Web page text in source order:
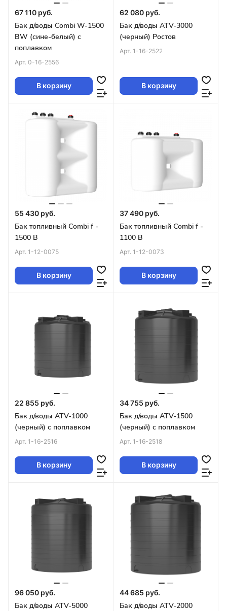
67 110 руб.
Бак д/воды Combi W-1500
BW (сине-белый) с
поплавком
Арт. 0-16-2556
В корзину
62 080 руб.
Бак д/воды ATV-3000
(черный) Ростов
Арт. 1-16-2522
В корзину
55 430 руб.
Бак топливный Combi f -
1500 B
Арт. 1-12-0075
В корзину
37 490 руб.
Бак топливный Combi f -
1100 B
Арт. 1-12-0073
В корзину
22 855 руб.
Бак д/воды ATV-1000
(черный) с поплавком
Арт. 1-16-2516
В корзину
34 755 руб.
Бак д/воды ATV-1500
(черный) с поплавком
Арт. 1-16-2518
В корзину
96 050 руб.
Бак д/воды ATV-5000
44 685 руб.
Бак д/воды ATV-2000